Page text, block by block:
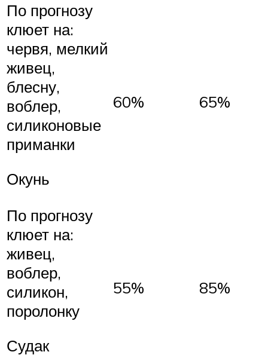
По прогнозу
клюет на:
червя, мелкий
живец,
блесну,
воблер,
силиконовые
приманки
Окунь
60% 65%
По прогнозу
клюет на:
живец,
воблер,
силикон,
поролонку
Судак
55% 85%